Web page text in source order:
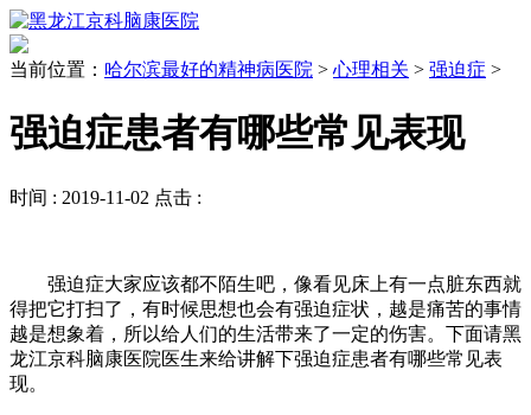
当前位置： 哈尔滨最好的精神病医院 > 心理相关 > 强迫症 >
强迫症患者有哪些常见表现
时间 : 2019-11-02 点击 :
强迫症大家应该都不陌生吧，像看见床上有一点脏东西就
得把它打扫了，有时候思想也会有强迫症状，越是痛苦的事情
越是想象着，所以给人们的生活带来了一定的伤害。下面请黑
龙江京科脑康医院医生来给讲解下强迫症患者有哪些常见表
现。